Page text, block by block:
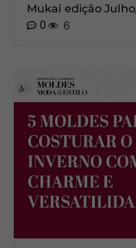
Mukai edição
0
6